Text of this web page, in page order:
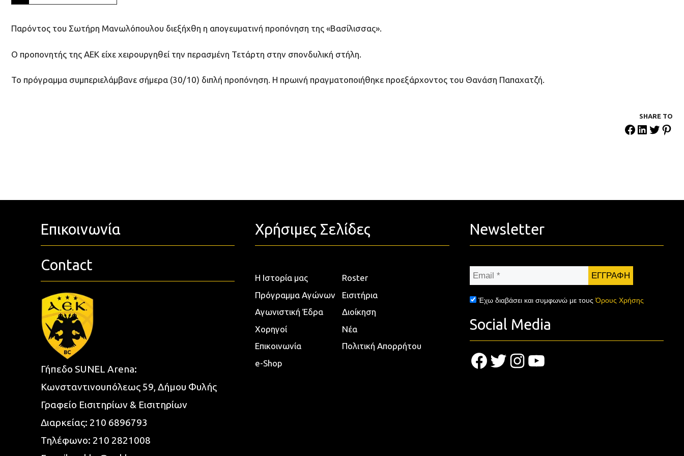
Παρόντος του Σωτήρη Μανωλόπουλου διεξήχθη η απογευματινή προπόνηση της «Βασίλισσας».
Ο προπονητής της ΑΕΚ είχε χειρουργηθεί την περασμένη Τετάρτη στην σπονδυλική στήλη.
Το πρόγραμμα συμπεριελάμβανε σήμερα (30/10) διπλή προπόνηση. Η πρωινή πραγματοποιήθηκε προεξάρχοντος του Θανάση Παπαχατζή.
SHARE ΤΟ
Επικοινωνία
Contact
Γήπεδο SUNEL Arena:
Κωνσταντινουπόλεως 59, Δήμου Φυλής
Γραφείο Εισιτηρίων & Εισιτηρίων
Διαρκείας: 210 6896793
Τηλέφωνο: 210 2821008
Χρήσιμες Σελίδες
Η Ιστορία μας
Roster
Πρόγραμμα Αγώνων
Εισιτήρια
Αγωνιστική Έδρα
Διοίκηση
Χορηγοί
Νέα
Επικοινωνία
Πολιτική Απορρήτου
e-Shop
Newsletter
Email
Έχω διαβάσει και συμφωνώ με τουςΌρους Χρήσης
Social Media
Facebook
TwitterInstagram
YouTube